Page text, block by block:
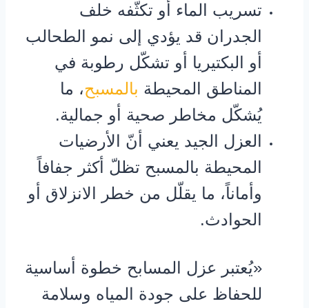
تسريب الماء أو تكثّفه خلف
الجدران قد يؤدي إلى نمو الطحالب
أو البكتيريا أو تشكّل رطوبة في
المناطق المحيطة بالمسبح، ما
يُشكّل مخاطر صحية أو جمالية.
العزل الجيد يعني أنّ الأرضيات
المحيطة بالمسبح تظلّ أكثر جفافاً
وأماناً، ما يقلّل من خطر الانزلاق أو
الحوادث.
«يُعتبر عزل المسابح خطوة أساسية
للحفاظ على جودة المياه وسلامة